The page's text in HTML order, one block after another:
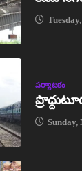
పర్యాటకం
Sunday,